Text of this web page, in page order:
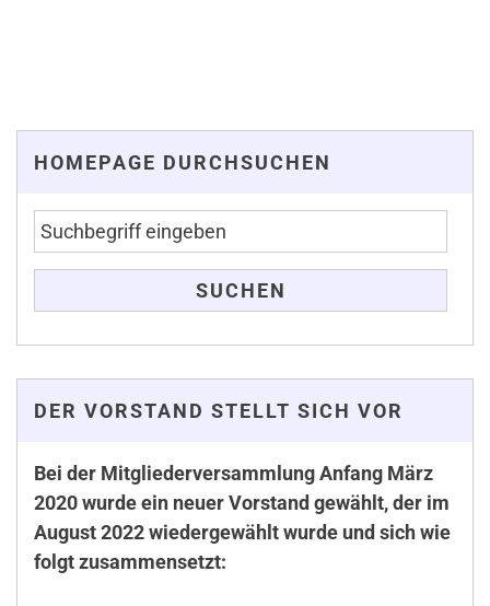
HOMEPAGE DURCHSUCHEN
DER VORSTAND STELLT SICH VOR
Bei der Mitgliederversammlung Anfang März
2020 wurde ein neuer Vorstand gewählt, der im
August 2022 wiedergewählt wurde und sich wie
folgt zusammensetzt: